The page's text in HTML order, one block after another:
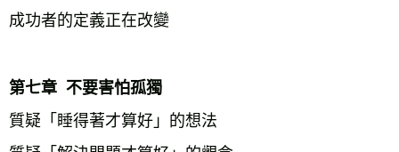
成功者的定義正在改變
第七章  不要害怕孤獨
質疑「睡得著才算好」的想法